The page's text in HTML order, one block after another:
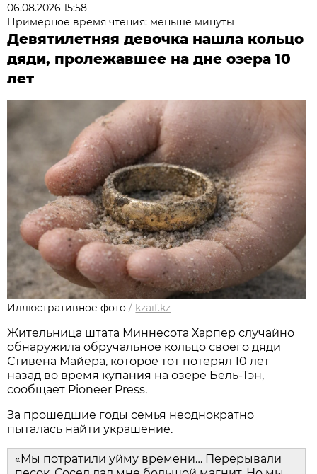
06.08.2026 15:58
Примерное время чтения: меньше минуты
Девятилетняя девочка нашла кольцо
дяди, пролежавшее на дне озера 10
лет
Иллюстративное фото / kzaif.kz
Жительница штата Миннесота Харпер случайно
обнаружила обручальное кольцо своего дяди
Стивена Майера, которое тот потерял 10 лет
назад во время купания на озере Бель-Тэн,
сообщает Pioneer Press.
За прошедшие годы семья неоднократно
пыталась найти украшение.
«Мы потратили уйму времени… Перерывали